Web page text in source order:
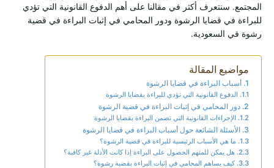
المجتمع. سنتعرف أكثر في مقالنا على أهم الدفوع القانونية التي تؤدي
للبراءة في قضايا الرشوة ودور المحامي في إثبات البراءة في قضية
رشوة في السعودية.
مواضيع المقالة
أسباب البراءة في قضايا الرشوة
الدفوع القانونية التي تؤدي للبراءة بقضايا الرشوة
دور المحامي في إثبات البراءة في قضية الرشوة
الإجراءات القانونية التي تضمن البراءة بقضايا الرشوة
الأسئلة الشائعة حول أسباب البراءة في قضايا الرشوة
ما هي الأسباب الرئيسية للبراءة في قضية الرشوة؟
هل يمكن للمتهم الحصول على البراءة إذا كانت الأدلة غير كافية؟
كيف يساهم المحامي في إثبات البراءة بقضية رشوة؟